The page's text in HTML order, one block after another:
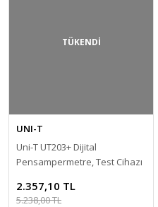
TÜKENDİ
UNI-T
Uni-T UT203+ Dijital
Pensampermetre, Test Cihazı
2.357,10 TL
5.238,00 TL